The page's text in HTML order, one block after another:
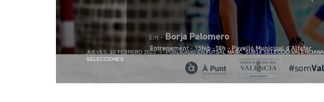
JUEVES, 10 FEBRERO 2022 / PUBLICADO ENFUTSAL MASC. SUB14 SELECCIÓ VALENCIANA
SELECCIONES